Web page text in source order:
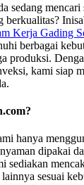
sedang
berkualitas?
Kerja Gading
berbagai
produksi.
kami siap
hanya
dipakai
sediakan
sesuai